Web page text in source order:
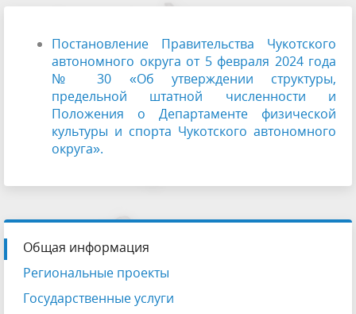
Постановление Правительства Чукотского
автономного округа от 5 февраля 2024 года
№ 30 «Об утверждении структуры,
предельной штатной численности и
Положения о Департаменте физической
культуры и спорта Чукотского автономного
округа».
Общая информация
Региональные проекты
Государственные услуги